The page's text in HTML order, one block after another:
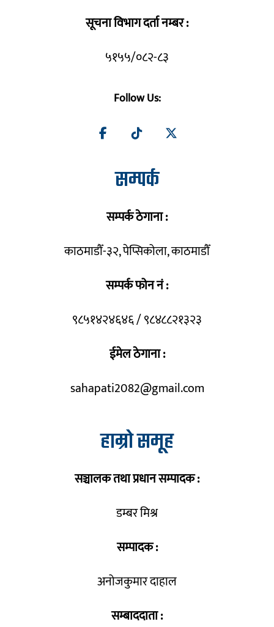
सूचना विभाग दर्ता नम्बर :
५१५५/०८२-८३
Follow Us:
सम्पर्क
सम्पर्क ठेगाना :
काठमाडौँ-३२, पेप्सिकोला, काठमाडौँ
सम्पर्क फोन नं :
९८५१४२४६४६ / ९८४८८२१३२३
ईमेल ठेगाना :
sahapati2082@gmail.com
हाम्रो समूह
सञ्चालक तथा प्रधान सम्पादक :
डम्बर मिश्र
सम्पादक :
अनोजकुमार दाहाल
सम्बाददाता :